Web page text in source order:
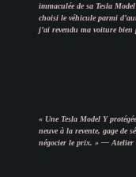
immaculée de sa Tesla
choisi le véhicule parmi
j’ai revendu ma voiture
« Une Tesla Model Y
neuve à la revente, gage de
négocier le prix. » — Atelier